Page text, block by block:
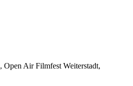
Open Air Filmfest Weiterstadt,